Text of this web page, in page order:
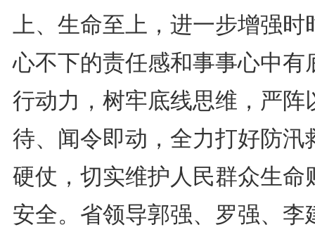
上、生命至上，进一步增强时
心不下的责任感和事事心中有
行动力，树牢底线思维，严阵
待、闻令即动，全力打好防汛
硬仗，切实维护人民群众生命
安全。省领导郭强、罗强、李